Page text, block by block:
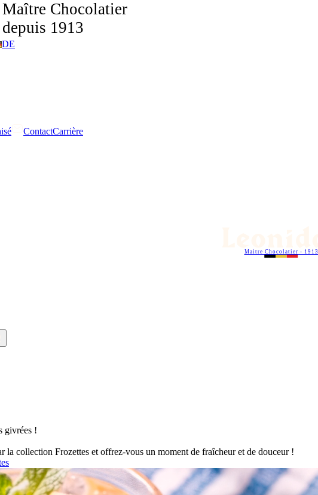
DE
ContactCarrière
Maitre Chocolatier - 1913
givrées !
la collection Frozettes et offrez-vous un moment de fraîcheur et de douceur !
Maître Chocolatier
depuis 1913